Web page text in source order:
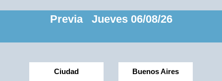
Previa Jueves 06/08/26
Ciudad Buenos Aires